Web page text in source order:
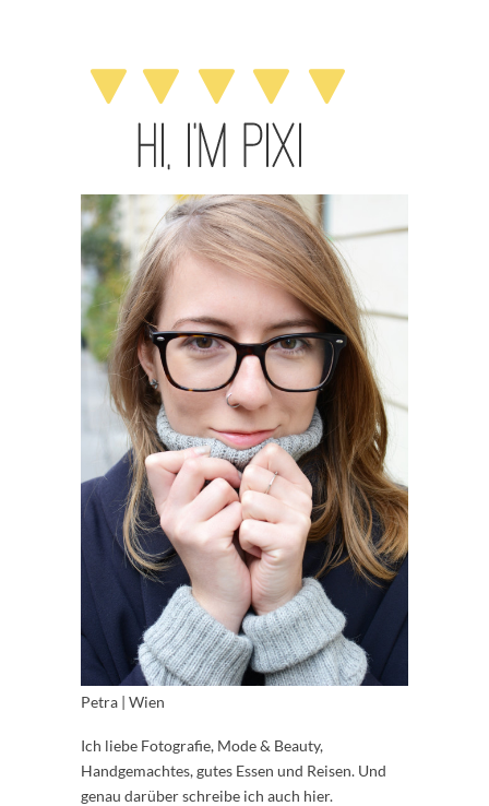
Petra | Wien
Ich liebe Fotografie, Mode & Beauty,
Handgemachtes, gutes Essen und Reisen. Und
genau darüber schreibe ich auch hier.